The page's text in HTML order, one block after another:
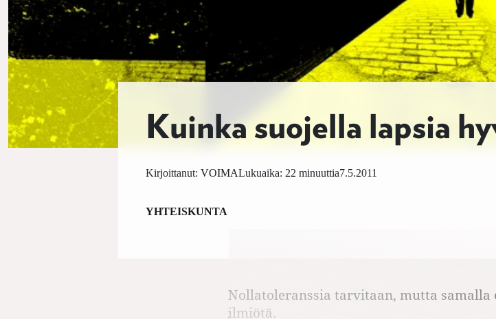
Kuinka suojella lapsia
7.5.2011
Kirjoittanut: VOIMALukuaika: 22 minuuttia
YHTEISKUNTA
Nollatoleranssia tarvitaan, mutta
ilmiötä.